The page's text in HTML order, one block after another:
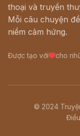
thoại và truyền
Mỗi câu chuyện
niềm cảm hứng.
Được tạo với cho
© 2024